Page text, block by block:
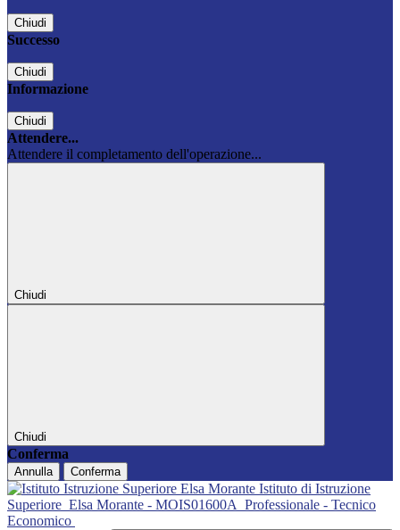
Chiudi
Successo
Chiudi
Informazione
Chiudi
Attendere...
Attendere il completamento dell'operazione...
Chiudi
Chiudi
Conferma
Annulla Conferma
Istituto di Istruzione
Superiore Elsa Morante - MOIS01600A Professionale - Tecnico
Economico